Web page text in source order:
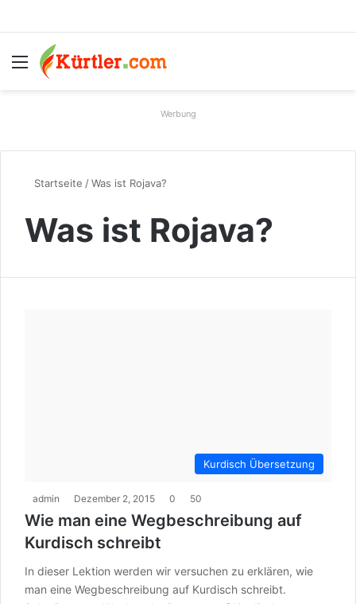
Menü
Werbung
Startseite /Was ist Rojava?
Was ist Rojava?
Kurdisch Übersetzung
admin Dezember 2, 2015 0 50
Wie man eine Wegbeschreibung auf
Kurdisch schreibt
In dieser Lektion werden wir versuchen zu erklären, wie
man eine Wegbeschreibung auf Kurdisch schreibt.